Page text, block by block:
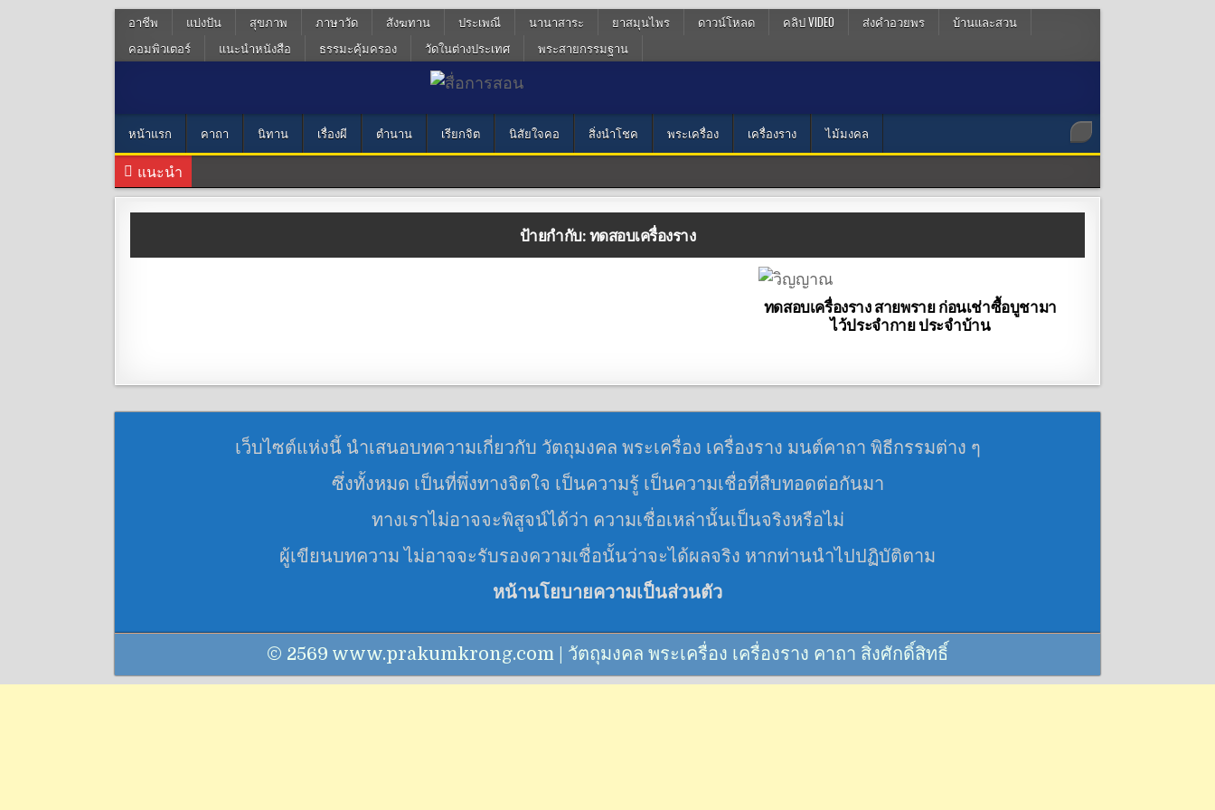
อาชีพ แบ่งปัน สุขภาพ ภาษาวัด สังฆทาน ประเพณี นานาสาระ ยาสมุนไพร ดาวน์โหลด คลิป VIDEO ส่งคำอวยพร
บ้านและสวน
คอมพิวเตอร์
แนะนำหนังสือ ธรรมะคุ้มครอง วัดในต่างประเทศ พระสายกรรมฐาน
หน้าแรก คาถา นิทาน เรื่องผี ตำนาน เรียกจิต นิสัยใจคอ สิ่งนำโชค พระเครื่อง เครื่องราง ไม้มงคล
แนะนำ
ป้ายกำกับ:ทดสอบเครื่องราง
ทดสอบเครื่องราง สายพราย ก่อนเช่าซื้อบูชามา
ไว้ประจำกาย ประจำบ้าน
เว็บไซต์แห่งนี้ นำเสนอบทความเกี่ยวกับ วัตถุมงคล พระเครื่อง เครื่องราง มนต์คาถา พิธีกรรมต่าง ๆ
ซึ่งทั้งหมด เป็นที่พึ่งทางจิตใจ เป็นความรู้ เป็นความเชื่อที่สืบทอดต่อกันมา
ทางเราไม่อาจจะพิสูจน์ได้ว่า ความเชื่อเหล่านั้นเป็นจริงหรือไม่
ผู้เขียนบทความ ไม่อาจจะรับรองความเชื่อนั้นว่าจะได้ผลจริง หากท่านนำไปปฏิบัติตาม
หน้านโยบายความเป็นส่วนตัว
© 2569 www.prakumkrong.com | วัตถุมงคล พระเครื่อง เครื่องราง คาถา สิ่งศักดิ์สิทธิ์